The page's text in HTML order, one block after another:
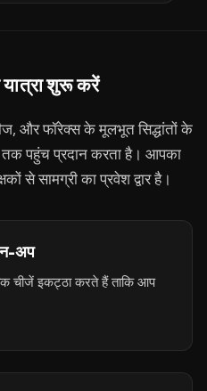
यात्रा शुरू करें
और फॉरेक्स के मूलभूत सिद्धांतों के
तक पहुंच प्रदान करता है। आपका
से सामग्री का प्रवेश द्वार है।
अप
चीजें इकट्ठा करते हैं ताकि आप